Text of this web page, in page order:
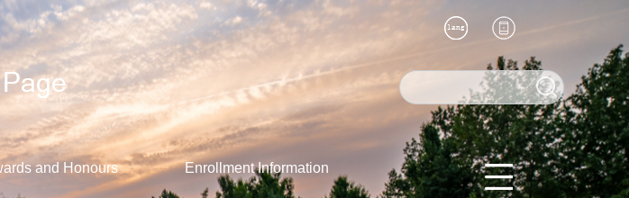
and Honours Enrollment Information